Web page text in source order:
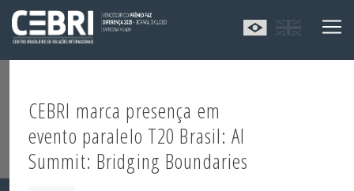
CEBRI marca presença em
evento paralelo T20 Brasil: AI
Summit: Bridging Boundaries